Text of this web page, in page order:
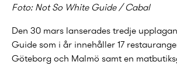
Foto: Not So White Guide / Cabal
Den 30 mars lanserades tredje
Guide som i år innehåller 17
Göteborg och Malmö samt en